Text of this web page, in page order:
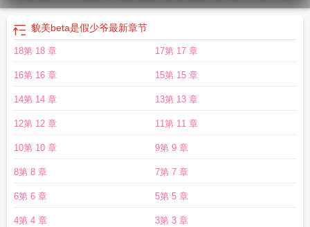
下。没人理他。他们看着他被欺辱，看着他跌进人工湖，溺水而亡。没有人救
他。因为他们都喜欢那位品学兼优、乖巧懂事的真少爷。他们希望他消失。＊第
二天，场景与梦中一模一样，连每个人说的话都毫无差别。这一次，时缪学乖
了。他安静地跟着亲生母亲离开。他怕死。＊可离开温家的日子并不好过。在这
眼尾上挑时像只矜贵的猫。如今他偏过头，露出白皙后颈，声音又娇又软：“……
帮我一次，好不好？”像在施舍一颗糖。他以为自己在利用他们。他不知道那些男
室，犬齿碾过他侧颈的软肉，声音哑得可怕：“不是想要信息素？都给你够不够？”
时缪被激得眼尾泛红，眸光涣散。下一秒，大门被人踹开。他那位向来淡漠的兄
有欲，盯着他颈间新鲜的咬痕。时缪眨了眨眼，眼尾还挂着湿意，忽然笑了：“别
洁。2、大量雄竞内容，攻全是受的舔狗，还有大量bt/ch行为。3、现代君主立宪
制，架空世界背景，不是未来没有科幻，就是架空现代的背景，不要代入现实
貌美beta是假少爷最新章节
18第 18 章 17第 17 章
16第 16 章 15第 15 章
14第 14 章 13第 13 章
12第 12 章 11第 11 章
10第 10 章 9第 9 章
8第 8 章 7第 7 章
6第 6 章 5第 5 章
4第 4 章 3第 3 章